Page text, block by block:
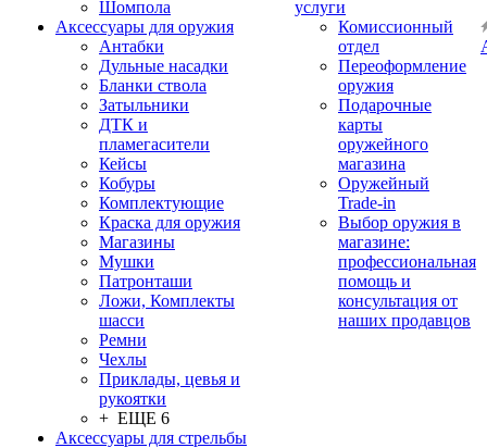
Шомпола
Аксессуары для оружия
Антабки
Дульные насадки
Бланки ствола
Затыльники
ДТК и
пламегасители
Кейсы
Кобуры
Комплектующие
Краска для оружия
Магазины
Мушки
Патронташи
Ложи, Комплекты
шасси
Ремни
Чехлы
Приклады, цевья и
рукоятки
+ ЕЩЕ 6
Аксессуары для стрельбы
услуги
Комиссионный
отдел
Переоформление
оружия
Подарочные
карты
оружейного
магазина
Оружейный
Trade-in
Выбор оружия в
магазине:
профессиональная
помощь и
консультация от
наших продавцов